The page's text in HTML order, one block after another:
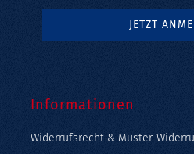
Informationen
Widerrufsrecht & Muster-